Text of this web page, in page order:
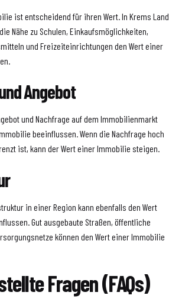
ist entscheidend für ihren Wert. In Krems Land
Nähe zu Schulen, Einkaufsmöglichkeiten,
und Freizeiteinrichtungen den Wert einer
Angebot
und Nachfrage auf dem Immobilienmarkt
beeinflussen. Wenn die Nachfrage hoch
ist, kann der Wert einer Immobilie steigen.
in einer Region kann ebenfalls den Wert
Gut ausgebaute Straßen, öffentliche
können den Wert einer Immobilie
Fragen (FAQs)